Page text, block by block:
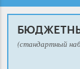
(стандартный